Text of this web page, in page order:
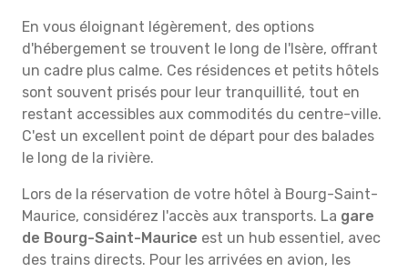
En vous éloignant légèrement, des options
d'hébergement se trouvent le long de l'Isère, offrant
un cadre plus calme. Ces résidences et petits hôtels
sont souvent prisés pour leur tranquillité, tout en
restant accessibles aux commodités du centre-ville.
C'est un excellent point de départ pour des balades
le long de la rivière.
Lors de la réservation de votre hôtel à Bourg-Saint-
Maurice, considérez l'accès aux transports. La gare
de Bourg-Saint-Maurice est un hub essentiel, avec
des trains directs. Pour les arrivées en avion, les